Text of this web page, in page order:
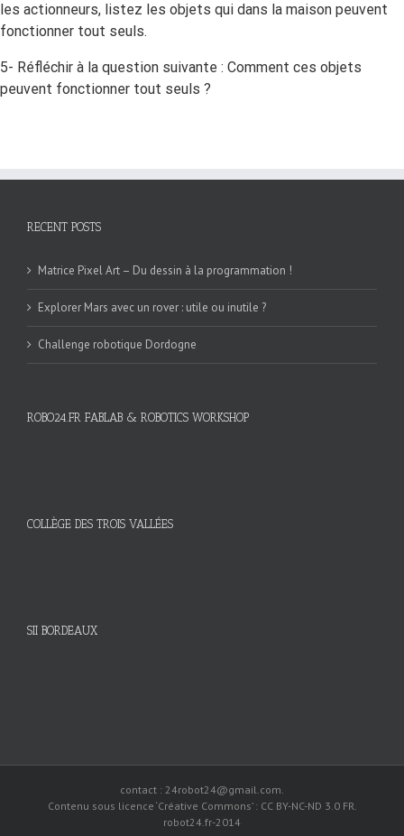
les actionneurs, listez les objets qui dans la maison peuvent
fonctionner tout seuls.
5- Réfléchir à la question suivante : Comment ces objets
peuvent fonctionner tout seuls ?
RECENT POSTS
Matrice Pixel Art – Du dessin à la programmation !
Explorer Mars avec un rover : utile ou inutile ?
Challenge robotique Dordogne
ROBO24.FR FABLAB & ROBOTICS WORKSHOP
COLLÈGE DES TROIS VALLÉES
SII BORDEAUX
contact : 24robot24@gmail.com.
Contenu sous licence ‘Créative Commons’ : CC BY-NC-ND 3.0 FR.
robot24.fr-2014